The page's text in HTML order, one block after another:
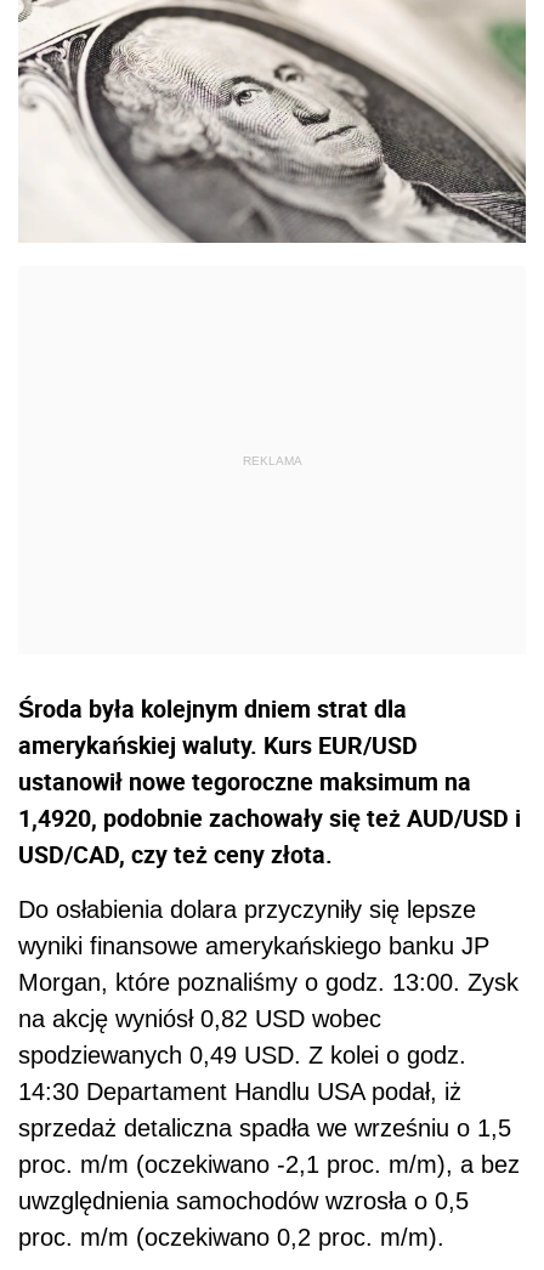
Środa była kolejnym dniem strat dla
amerykańskiej waluty. Kurs EUR/USD
ustanowił nowe tegoroczne maksimum na
1,4920, podobnie zachowały się też AUD/USD i
USD/CAD, czy też ceny złota.
Do osłabienia dolara przyczyniły się lepsze
wyniki finansowe amerykańskiego banku JP
Morgan, które poznaliśmy o godz. 13:00. Zysk
na akcję wyniósł 0,82 USD wobec
spodziewanych 0,49 USD. Z kolei o godz.
14:30 Departament Handlu USA podał, iż
sprzedaż detaliczna spadła we wrześniu o 1,5
proc. m/m (oczekiwano -2,1 proc. m/m), a bez
uwzględnienia samochodów wzrosła o 0,5
proc. m/m (oczekiwano 0,2 proc. m/m).